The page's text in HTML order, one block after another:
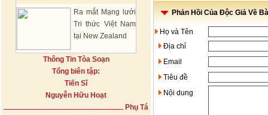
Ra mắt Mạng lưới
Tri thức Việt Nam
tại New Zealand
Thông Tin Tòa Soạn
Tổng biên tập:
Tiến Sĩ
Nguyễn Hữu Hoạt
Phụ Tá
Phản Hồi Của Độc Giả Về
Họ và Tên
Địa chỉ
Email
Tiêu đề
Nội dung